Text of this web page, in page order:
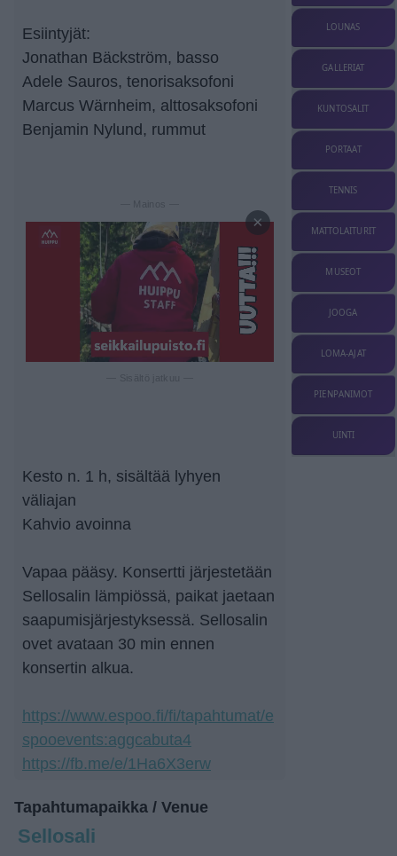
Esiintyjät:
Jonathan Bäckström, basso
Adele Sauros, tenorisaksofoni
Marcus Wärnheim, alttosaksofoni
Benjamin Nylund, rummut
— Mainos —
×
Kesto n. 1 h, sisältää lyhyen
väliajan
Kahvio avoinna
Vapaa pääsy. Konsertti järjestetään
Sellosalin lämpiössä, paikat jaetaan
saapumisjärjestyksessä. Sellosalin
ovet avataan 30 min ennen
konsertin alkua.
https://www.espoo.fi/fi/tapahtumat/e
spooevents:aggcabuta4
https://fb.me/e/1Ha6X3erw
Tapahtumapaikka / Venue
Sellosali
LOUNAS
GALLERIAT
KUNTOSALIT
PORTAAT
TENNIS
MATTOLAITURIT
MUSEOT
JOOGA
LOMA-AJAT
PIENPANIMOT
UINTI